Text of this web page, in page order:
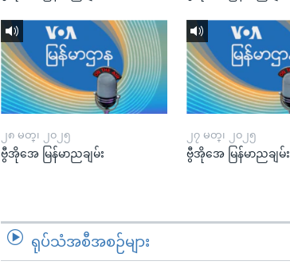
၂၈ မတ္၊ ၂၀၂၅
ဗွီအိုအေ မြန်မာညချမ်း
၂၇ မတ္၊ ၂၀၂၅
ဗွီအိုအေ မြန်မာညချမ်း
ရုပ်သံအစီအစဉ်များ